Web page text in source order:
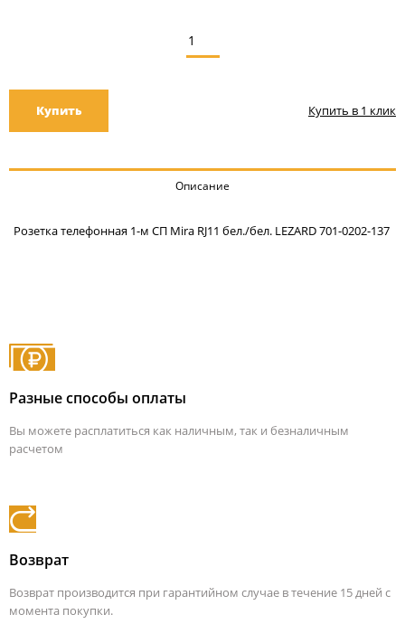
Купить Купить в 1 клик
Описание
Розетка телефонная 1-м СП Mira RJ11 бел./бел. LEZARD 701-0202-137
Разные способы оплаты
Вы можете расплатиться как наличным, так и безналичным
расчетом
Возврат
Возврат производится при гарантийном случае в течение 15 дней с
момента покупки.